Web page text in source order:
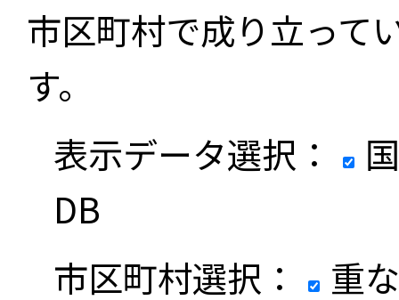
市区町村で成り立って
す。
表示データ選択：
DB
市区町村選択：
重